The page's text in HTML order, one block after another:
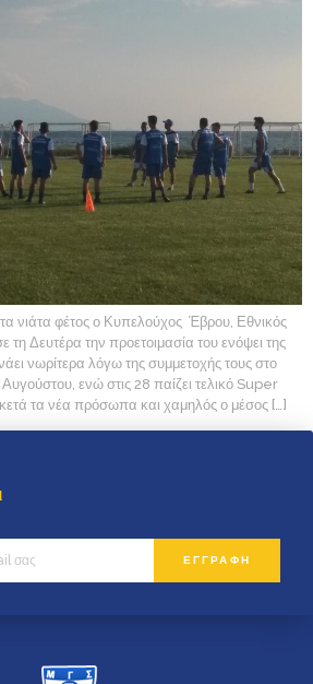
νιάτα φέτος ο Κυπελούχος Έβρου, Εθνικός
τη Δευτέρα την προετοιμασία του ενόψει της
νωρίτερα λόγω της συμμετοχής τους στο
ενώ στις 28 παίζει τελικό Super
τα νέα πρόσωπα και χαμηλός ο μέσος […]
ΕΓΓΡΑΦΗ